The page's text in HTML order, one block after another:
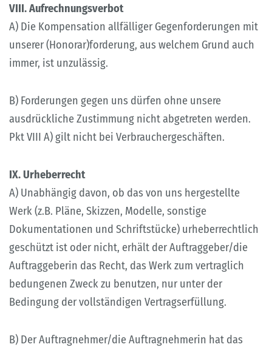
VIII. Aufrechnungsverbot
A) Die Kompensation allfälliger Gegenforderungen mit
unserer (Honorar)forderung, aus welchem Grund auch
immer, ist unzulässig.
B) Forderungen gegen uns dürfen ohne unsere
ausdrückliche Zustimmung nicht abgetreten werden.
Pkt VIII A) gilt nicht bei Verbrauchergeschäften.
IX. Urheberrecht
A) Unabhängig davon, ob das von uns hergestellte
Werk (z.B. Pläne, Skizzen, Modelle, sonstige
Dokumentationen und Schriftstücke) urheberrechtlich
geschützt ist oder nicht, erhält der Auftraggeber/die
Auftraggeberin das Recht, das Werk zum vertraglich
bedungenen Zweck zu benutzen, nur unter der
Bedingung der vollständigen Vertragserfüllung.
B) Der Auftragnehmer/die Auftragnehmerin hat das